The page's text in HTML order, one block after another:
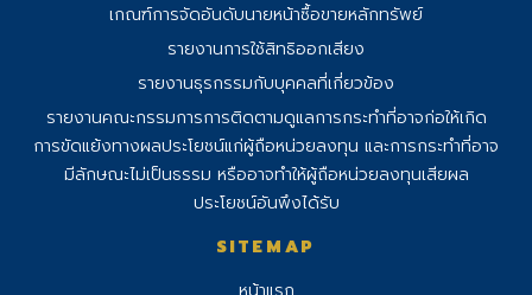
เกณฑ์การจัดอันดับนายหน้าซื้อขายหลักทรัพย์
รายงานการใช้สิทธิออกเสียง
รายงานธุรกรรมกับบุคคลที่เกี่ยวข้อง
รายงานคณะกรรมการการติดตามดูแลการกระทําที่อาจก่อให้เกิด
การขัดแย้งทางผลประโยชน์แก่ผู้ถือหน่วยลงทุน และการกระทําที่อาจ
มีลักษณะไม่เป็นธรรม หรืออาจทําให้ผู้ถือหน่วยลงทุนเสียผล
ประโยชน์อันพึงได้รับ
SITEMAP